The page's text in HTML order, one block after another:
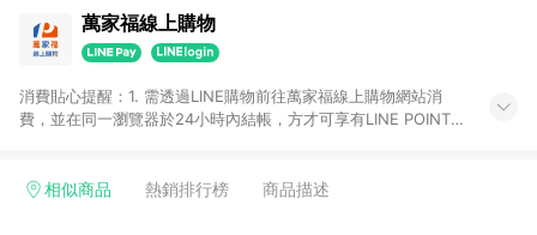
萬家福線上購物
消費貼心提醒：1. 需透過LINE購物前往萬家福線上購物網站消
費，並在同一瀏覽器於24小時內結帳，方才可享有LINE POINTS
4. 不具回饋資格種類商品：電子禮券。 5. 回饋點數計算將排除訂
相似商品 熱銷排行榜 商品描述